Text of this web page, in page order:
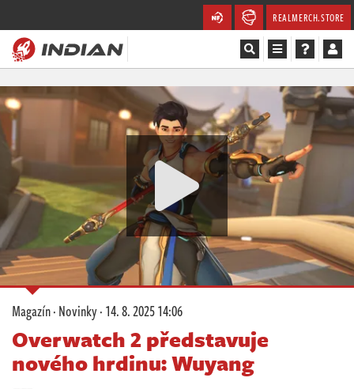
REALMERCH.STORE
Magazín
Recenze
Videa
Soutěže
Databáze
Komunita
Redakce
Živě
Magazín·Novinky·14. 8. 2025 14:06
Overwatch 2 představuje
nového hrdinu: Wuyang